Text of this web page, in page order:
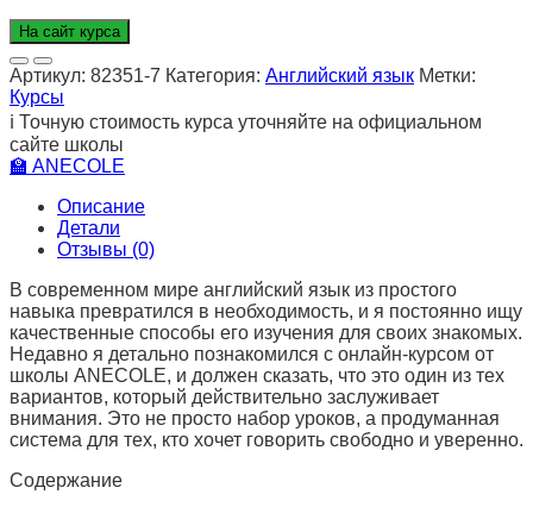
На сайт курса
Артикул: 82351-7 Категория: Английский язык Метки:
Курсы
ℹ️ Точную стоимость курса уточняйте на официальном
сайте школы
🏫 ANECOLE
Описание
Детали
Отзывы (0)
В современном мире английский язык из простого
навыка превратился в необходимость, и я постоянно ищу
качественные способы его изучения для своих знакомых.
Недавно я детально познакомился с онлайн-курсом от
школы ANECOLE, и должен сказать, что это один из тех
вариантов, который действительно заслуживает
внимания. Это не просто набор уроков, а продуманная
система для тех, кто хочет говорить свободно и уверенно.
Содержание